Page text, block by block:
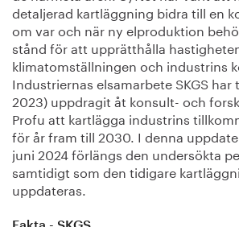
detaljerad kartläggning bidra till en
om var och när ny elproduktion
stånd för att upprätthålla
klimatomställningen och industrins
Industriernas elsamarbete SKGS har
2023) uppdragit åt konsult- och
Profu att kartlägga industrins
för år fram till 2030. I denna
juni 2024 förlängs den undersökta
samtidigt som den tidigare
uppdateras.